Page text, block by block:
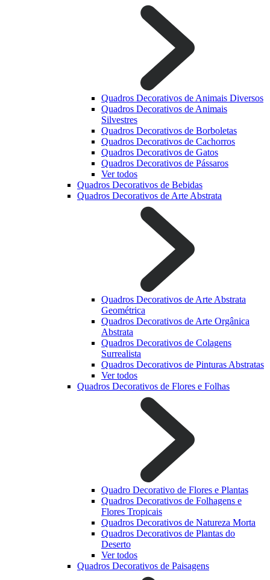
Quadros Decorativos de Animais Diversos
Quadros Decorativos de Animais
Silvestres
Quadros Decorativos de Borboletas
Quadros Decorativos de Cachorros
Quadros Decorativos de Gatos
Quadros Decorativos de Pássaros
Ver todos
Quadros Decorativos de Bebidas
Quadros Decorativos de Arte Abstrata
Quadros Decorativos de Arte Abstrata
Geométrica
Quadros Decorativos de Arte Orgânica
Abstrata
Quadros Decorativos de Colagens
Surrealista
Quadros Decorativos de Pinturas Abstratas
Ver todos
Quadros Decorativos de Flores e Folhas
Quadro Decorativo de Flores e Plantas
Quadros Decorativos de Folhagens e
Flores Tropicais
Quadros Decorativos de Natureza Morta
Quadros Decorativos de Plantas do
Deserto
Ver todos
Quadros Decorativos de Paisagens